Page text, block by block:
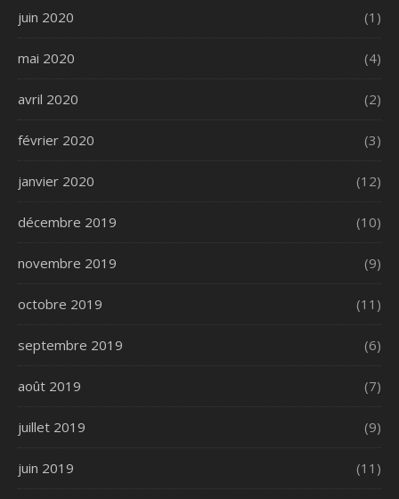
juin 2020 (1)
mai 2020 (4)
avril 2020 (2)
février 2020 (3)
janvier 2020 (12)
décembre 2019 (10)
novembre 2019 (9)
octobre 2019 (11)
septembre 2019 (6)
août 2019 (7)
juillet 2019 (9)
juin 2019 (11)